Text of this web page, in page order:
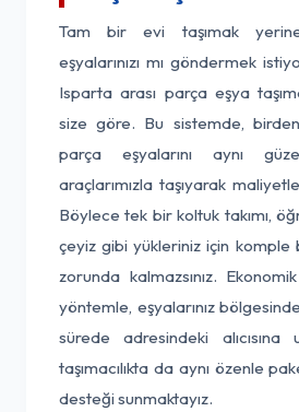
Tam bir evi taşımak
eşyalarınızı mı göndermek
Isparta arası parça eşya
size göre. Bu sistemde,
parça eşyalarını aynı
araçlarımızla taşıyarak
Böylece tek bir koltuk takımı,
çeyiz gibi yükleriniz için komple
zorunda kalmazsınız.
yöntemle, eşyalarınız
sürede adresindeki alıcısına
taşımacılıkta da aynı özenle
desteği sunmaktayız.